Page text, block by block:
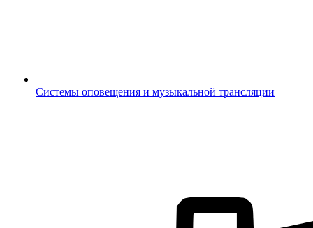
Системы оповещения и музыкальной трансляции